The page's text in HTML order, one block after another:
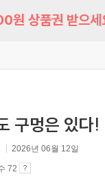
원 상품권 받으세
구멍은 있다!
2026년 06월 12일
72